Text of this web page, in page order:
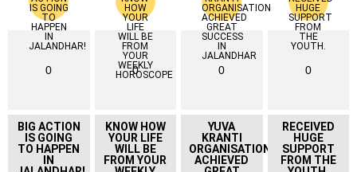
0
BIG ACTION
IS GOING
TO HAPPEN
IN
0
KNOW HOW
YOUR LIFE
WILL BE
FROM YOUR
0
YUVA
KRANTI
ORGANISATION
ACHIEVED
0
RECEIVED
HUGE
SUPPORT
FROM THE